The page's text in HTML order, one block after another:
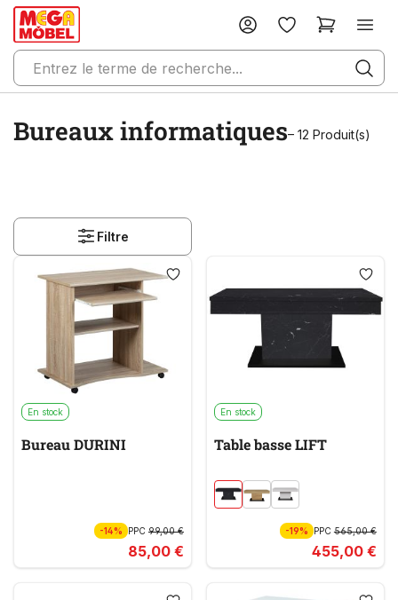
Bureaux informatiques– 12 Produit(s)
Filtre
En stock
Bureau DURINI
-14% PPC 99,00 €
85,00 €
En stock
Table basse LIFT
-19% PPC565,00 €
455,00 €